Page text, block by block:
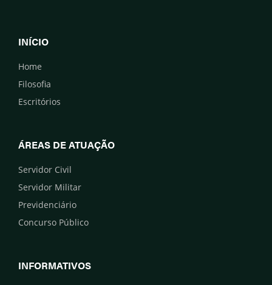
INÍCIO
Home
Filosofia
Escritórios
ÁREAS DE ATUAÇÃO
Servidor Civil
Servidor Militar
Previdenciário
Concurso Público
INFORMATIVOS